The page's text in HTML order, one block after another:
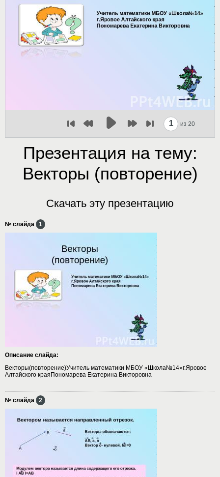
1 из 20
Презентация на тему:
Векторы (повторение)
Скачать эту презентацию
№ слайда 1
Описание слайда:
Векторы(повторение)Учитель математики МБОУ «Школа№14»г.Яровое
Алтайского краяПономарева Екатерина Викторовна
№ слайда 2